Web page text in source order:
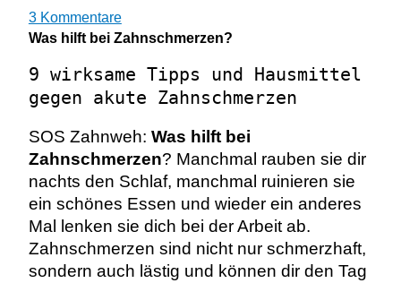
3 Kommentare
Was hilft bei Zahnschmerzen?
9 wirksame Tipps und Hausmittel
gegen akute Zahnschmerzen
SOS Zahnweh: Was hilft bei
Zahnschmerzen? Manchmal rauben sie dir
nachts den Schlaf, manchmal ruinieren sie
ein schönes Essen und wieder ein anderes
Mal lenken sie dich bei der Arbeit ab.
Zahnschmerzen sind nicht nur schmerzhaft,
sondern auch lästig und können dir den Tag